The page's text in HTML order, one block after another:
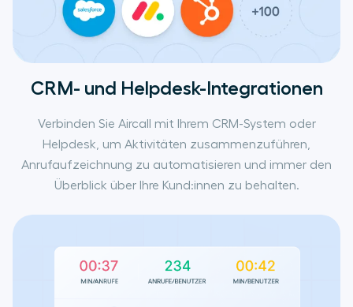
CRM- und Helpdesk-Integrationen
Verbinden Sie Aircall mit Ihrem CRM-System oder
Helpdesk, um Aktivitäten zusammenzuführen,
Anrufaufzeichnung zu automatisieren und immer den
Überblick über Ihre Kund:innen zu behalten.